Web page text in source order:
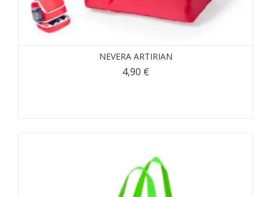
NEVERA ARTIRIAN
4,90 €